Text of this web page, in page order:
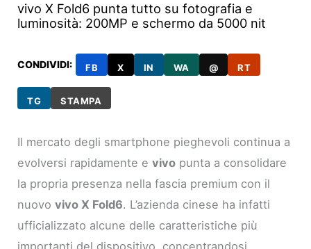
vivo X Fold6 punta tutto su fotografia e
luminosità: 200MP e schermo da 5000 nit
CONDIVIDI: FB X IN WA @ RT
TG STAMPA
Il mercato degli smartphone pieghevoli continua a
evolversi rapidamente evivo punta a consolidare
la propria presenza nella fascia premium con il
nuovovivo X Fold6. L’azienda cinese ha infatti
ufficializzato alcune delle caratteristiche più